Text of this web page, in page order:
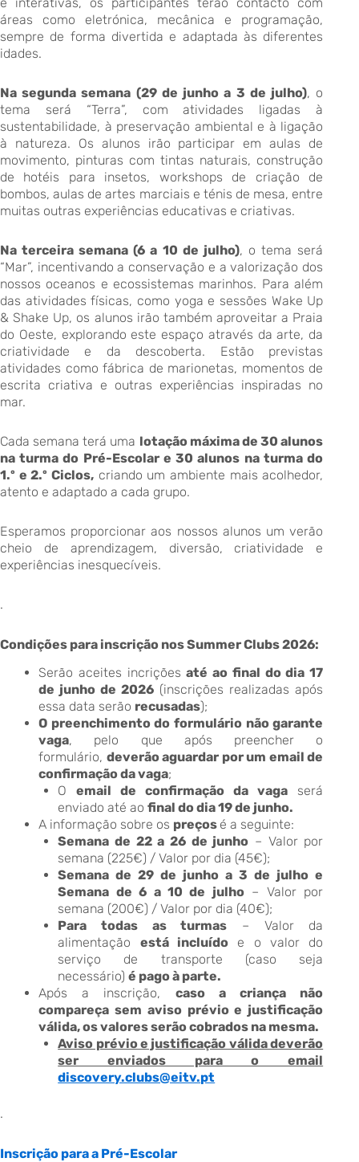
áreas como eletrónica, mecânica e programação,
sempre de forma divertida e adaptada às diferentes
idades.
Na segunda semana (29 de junho a 3 de julho), o
tema será “Terra”, com atividades ligadas à
sustentabilidade, à preservação ambiental e à ligação
à natureza. Os alunos irão participar em aulas de
movimento, pinturas com tintas naturais, construção
de hotéis para insetos, workshops de criação de
bombos, aulas de artes marciais e ténis de mesa, entre
muitas outras experiências educativas e criativas.
Na terceira semana (6 a 10 de julho), o tema será
“Mar”, incentivando a conservação e a valorização dos
nossos oceanos e ecossistemas marinhos. Para além
das atividades físicas, como yoga e sessões Wake Up
& Shake Up, os alunos irão também aproveitar a Praia
do Oeste, explorando este espaço através da arte, da
criatividade e da descoberta. Estão previstas
atividades como fábrica de marionetas, momentos de
escrita criativa e outras experiências inspiradas no
mar.
Cada semana terá uma lotação máxima de 30 alunos
na turma do Pré-Escolar e 30 alunos na turma do
1.º e 2.º Ciclos,criando um ambiente mais acolhedor,
atento e adaptado a cada grupo.
Esperamos proporcionar aos nossos alunos um verão
cheio de aprendizagem, diversão, criatividade e
experiências inesquecíveis.
.
Condições para inscrição nos Summer Clubs 2026:
Serão aceites incriçõesaté ao final do dia 17
de junho de 2026 (inscrições realizadas após
essa data serão recusadas);
O preenchimento do formulário não garante
vaga, pelo que após preencher o
formulário, deverão aguardar por um email de
confirmação da vaga;
Oemail de confirmação da vaga será
enviado até aofinal do dia 19 de junho.
A informação sobre os preços é a seguinte:
Semana de 22 a 26 de junho – Valor por
semana (225€) / Valor por dia (45€);
Semana de 29 de junho a 3 de julho e
Semana de 6 a 10 de julho– Valor por
semana (200€) / Valor por dia (40€);
Para todas as turmas – Valor da
alimentação está incluídoe o valor do
serviço de transporte (caso seja
necessário)é pago à parte.
Após a inscrição, caso a criança não
compareça sem aviso prévio e justificação
válida, os valores serão cobrados na mesma.
Aviso prévio e justificação válida deverão
ser enviados para o email
discovery.clubs@eitv.pt
.
Inscrição para a Pré-Escolar